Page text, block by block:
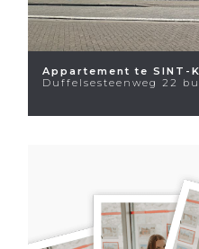
Appartement te SINT-
Duffelsesteenweg 22